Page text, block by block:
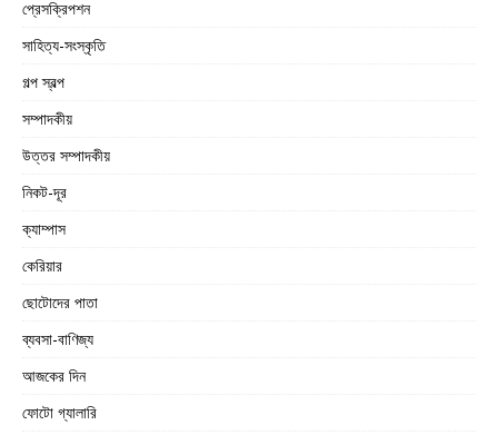
প্রেসক্রিপশন
সাহিত্য-সংস্কৃতি
গল্প স্বল্প
সম্পাদকীয়
উত্তর সম্পাদকীয়
নিকট-দূর
ক্যাম্পাস
কেরিয়ার
ছোটোদের পাতা
ব্যবসা-বাণিজ্য
আজকের দিন
ফোটো গ্যালারি